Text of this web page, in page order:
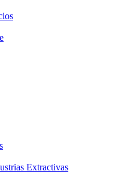
Extractivas